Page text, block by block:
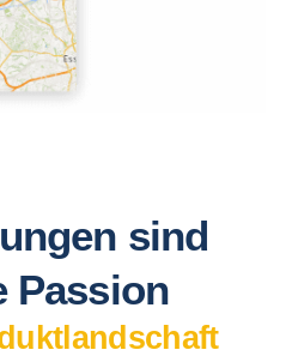
sind
Passion